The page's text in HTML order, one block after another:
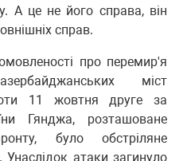
А це не його справа, він
справ.
про перемир'я
міст
11 жовтня друге за
Гянджа, розташоване
було обстріляне
атаки загинуло